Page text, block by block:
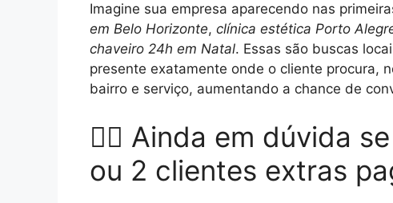
Imagine sua empresa aparecendo nas
em Belo Horizonte, clínica estética Porto
chaveiro 24h em Natal. Essas são buscas
presente exatamente onde o cliente procura,
bairro e serviço, aumentando a chance de
🤷‍♂️ Ainda em dúvida
ou 2 clientes extras